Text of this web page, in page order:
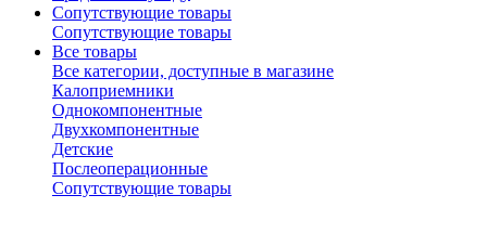
Сопутствующие товары
Сопутствующие товары
Все товары
Все категории, доступные в магазине
Калоприемники
Однокомпонентные
Двухкомпонентные
Детские
Послеоперационные
Сопутствующие товары